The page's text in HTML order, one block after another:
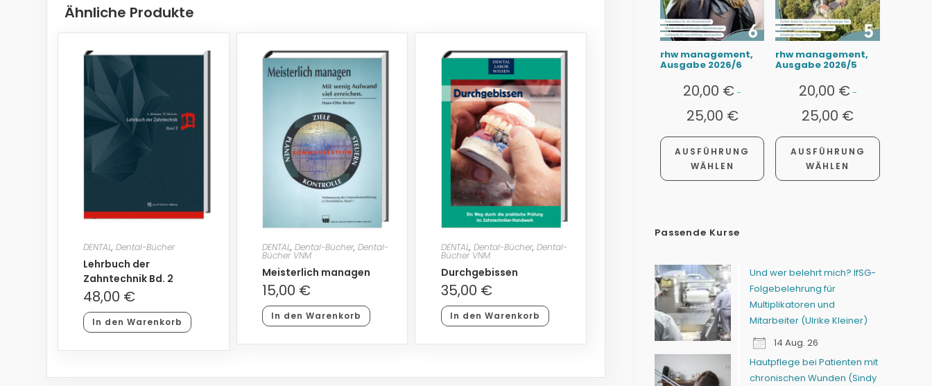
Ähnliche Produkte
DENTAL,Dental-Bücher
Lehrbuch der
Zahntechnik Bd. 2
48,00 €
In den Warenkorb
DENTAL, Dental-Bücher, Dental-
Bücher VNM
Meisterlich managen
15,00 €
In den Warenkorb
DENTAL, Dental-Bücher, Dental-
Bücher VNM
Durchgebissen
35,00 €
In den Warenkorb
rhw management,
Ausgabe 2026/6
20,00 €-
25,00 €
AUSFÜHRUNG
WÄHLEN
rhw management,
Ausgabe 2026/5
20,00 €-
25,00 €
AUSFÜHRUNG
WÄHLEN
Passende Kurse
Und wer belehrt mich? IfSG-
Folgebelehrung für
Multiplikatoren und
Mitarbeiter (Ulrike Kleiner)
14 Aug. 26
Hautpflege bei Patienten mit
chronischen Wunden (Sindy